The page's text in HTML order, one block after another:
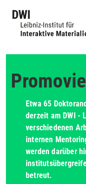
Etwa 65
derzeit am DWI -
verschiedenen
internen
werden darüber
betreut.